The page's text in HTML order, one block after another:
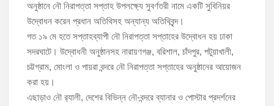
অনুষ্ঠানে নৌ নিরাপত্তা সপ্তাহ উপলক্ষ্যে সুবর্ণতরী নামে একটি সুবিনিয়র
উদ্বোধন করেন প্রধান অতিথিসহ অন্যান্য অতিথিবৃন্দ।
গত ১৯ মে হতে সপ্তাহব্যাপী নৌ নিরাপত্তা সপ্তাহের উদ্বোধন হয় ঢাকা
সদরঘাটে। উদ্বোধনী অনুষ্ঠানসহ নারায়ণগঞ্জ, বরিশাল, চাঁদপুর, পটুয়াখালী,
চট্টগ্রাম, মোংলা ও পায়রা বন্দরে নৌ নিরাপত্তা সপ্তাহের অনুষ্ঠানের আয়োজন
করা হয়।
এছাড়াও নৌ র‌্যালী, দেশের বিভিন্ন নৌ-বন্দরে ব্যানার ও পোস্টার প্রদর্শনের